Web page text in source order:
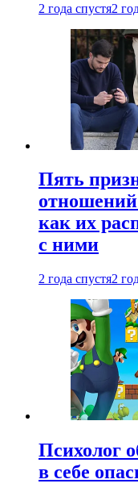
2 года спустя2
Пять
как их
с ними
2 года спустя2
Психолог
в себе